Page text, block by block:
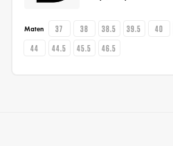
Maten 37 38 38.5 39.5 40
44
44.5 45.5 46.5